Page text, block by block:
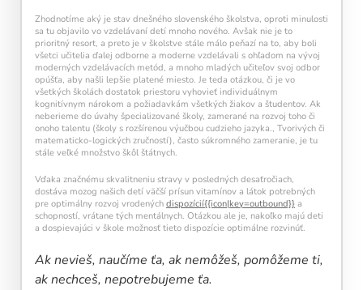
Pravidelný krátky tréningpodporuje
neuroplasticitu mozgu , zlepšuje pozornosť,
pamäť aj mentálnu flexibilitu.
Zhodnotíme aký je stav dnešného slovenského školstva, oproti minulosti
sa tu objavilo vo vzdelávaní detí mnoho nového. Avšak nie je to
prioritný resort, a preto je v školstve stále málo peňazí na to, aby boli
všetci učitelia ďalej odborne a moderne vzdelávali s ohľadom na vývoj
moderných vzdelávacích metód, a mnoho mladých učiteľov svoj odbor
opúšťa, aby našli lepšie platené miesto. Je teda otázkou, či je vo
všetkých školách dostatok priestoru vyhovieť individuálnym
kognitívnym nárokom a požiadavkám všetkých žiakov a študentov. Ak
neberieme do úvahy špecializované školy, zamerané na rozvoj toho či
onoho talentu (školy s rozšírenou výučbou cudzieho jazyka., Tvorivých či
matematicko-logických zručností), často súkromného zameranie, je tu
stále veľké množstvo škôl štátnych.
Vďaka značnému skvalitneniu stravy v posledných desaťročiach,
dostáva mozog našich detí väčší prísun vitamínov a látok potrebných
pre optimálny rozvoj vrodených dispozícií{{icon|key=outbound}} a
schopností, vrátane tých mentálnych. Otázkou ale je, nakoľko majú deti
a dospievajúci v škole možnosť tieto dispozície optimálne rozvinúť.
Ak nevieš, naučíme ťa, ak nemôžeš, pomôžeme ti,
ak nechceš, nepotrebujeme ťa.